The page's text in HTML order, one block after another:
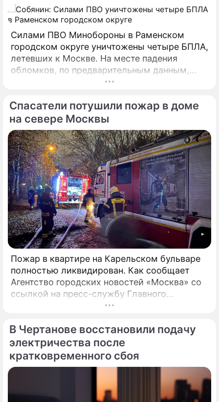
Силами ПВО Минобороны в Раменском
городском округе уничтожены четыре БПЛА,
летевших к Москве. На месте падения
обломков, по предварительным данным,
разрушений и пострадавших нет. На месте
Спасатели потушили пожар в доме
на севере Москвы
Пожар в квартире на Карельском бульваре
полностью ликвидирован. Как сообщает
Агентство городских новостей «Москва» со
ссылкой на пресс-службу Главного
управления МЧС России по столице,
В Чертанове восстановили подачу
электричества после
кратковременного сбоя